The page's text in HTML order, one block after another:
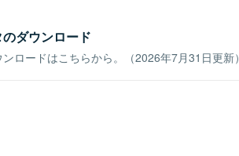
ダウンロード
ロードはこちらから。（2026年7月31日更新）